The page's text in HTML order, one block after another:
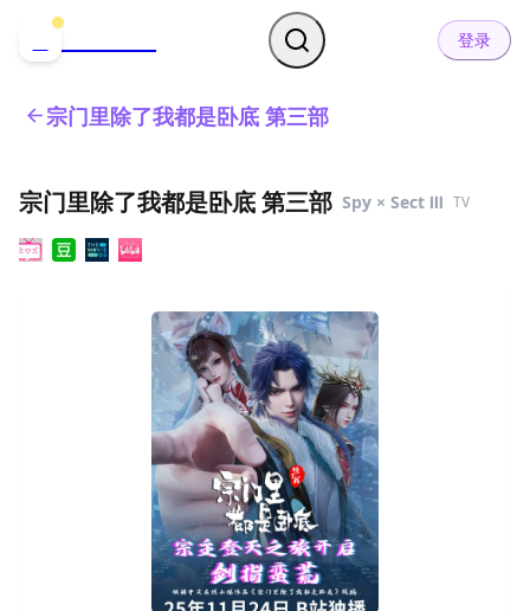
登录
宗门里除了我都是卧底 第三部
宗门里除了我都是卧底 第三部 Spy × Sect Ⅲ TV